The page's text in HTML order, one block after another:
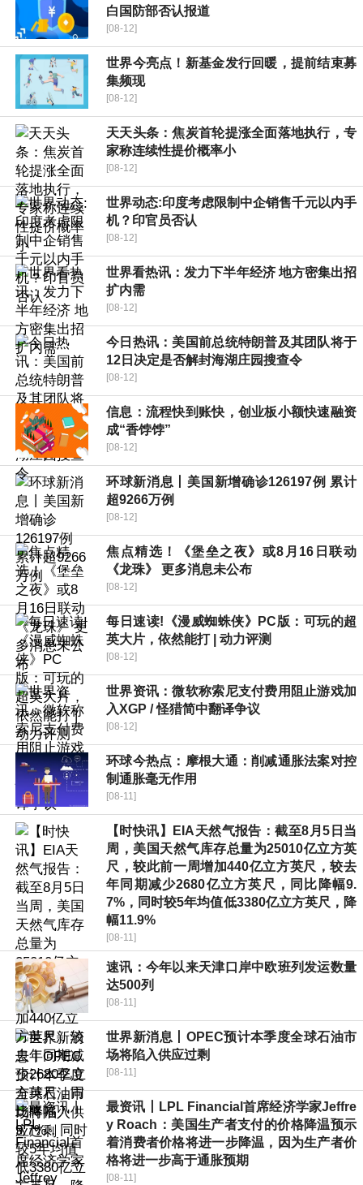
白国防部否认报道
[08-12]
世界今亮点！新基金发行回暖，提前结束募
集频现
[08-12]
天天头条：焦炭首轮提涨全面落地执行，专
家称连续性提价概率小
[08-12]
世界动态:印度考虑限制中企销售千元以内手
机？印官员否认
[08-12]
世界看热讯：发力下半年经济 地方密集出招
扩内需
[08-12]
今日热讯：美国前总统特朗普及其团队将于
12日决定是否解封海湖庄园搜查令
[08-12]
信息：流程快到账快，创业板小额快速融资
成“香饽饽”
[08-12]
环球新消息丨美国新增确诊126197例 累计
超9266万例
[08-12]
焦点精选！《堡垒之夜》或8月16日联动
《龙珠》 更多消息未公布
[08-12]
每日速读!《漫威蜘蛛侠》PC版：可玩的超
英大片，依然能打 | 动力评测
[08-12]
世界资讯：微软称索尼支付费用阻止游戏加
入XGP / 怪猎简中翻译争议
[08-12]
环球今热点：摩根大通：削减通胀法案对控
制通胀毫无作用
[08-11]
【时快讯】EIA天然气报告：截至8月5日当
周，美国天然气库存总量为25010亿立方英
尺，较此前一周增加440亿立方英尺，较去
年同期减少2680亿立方英尺，同比降幅9.
7%，同时较5年均值低3380亿立方英尺，降
幅11.9%
[08-11]
速讯：今年以来天津口岸中欧班列发运数量
达500列
[08-11]
世界新消息丨OPEC预计本季度全球石油市
场将陷入供应过剩
[08-11]
最资讯丨LPL Financial首席经济学家Jeffre
y Roach：美国生产者支付的价格降温预示
着消费者价格将进一步降温，因为生产者价
格将进一步高于通胀预期
[08-11]